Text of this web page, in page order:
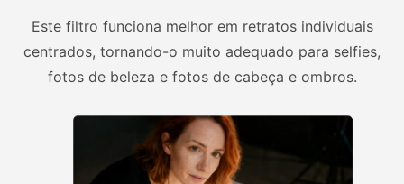
Este filtro funciona melhor em retratos individuais
centrados, tornando-o muito adequado para selfies,
fotos de beleza e fotos de cabeça e ombros.